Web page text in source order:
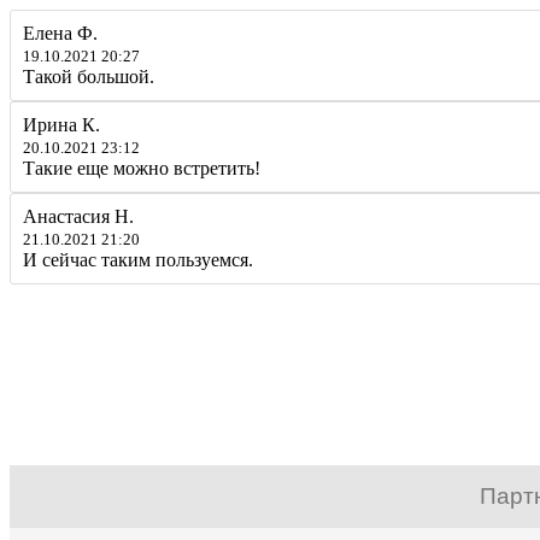
Елена Ф.
19.10.2021 20:27
Такой большой.
Ирина К.
20.10.2021 23:12
Такие еще можно встретить!
Анастасия Н.
21.10.2021 21:20
И сейчас таким пользуемся.